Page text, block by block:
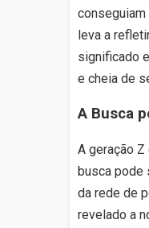
conseguiam
leva a
significado
e cheia de
A Busca
A geração
busca pode
da rede de
revelado a